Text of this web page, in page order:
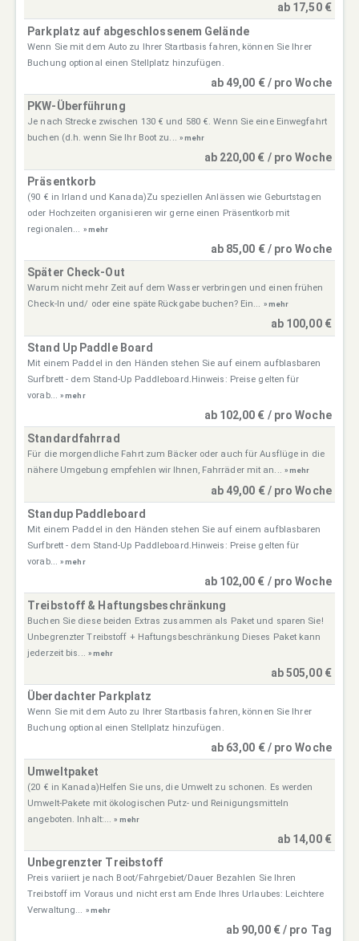
ab 17,50 €
Parkplatz auf abgeschlossenem Gelände
Wenn Sie mit dem Auto zu Ihrer Startbasis fahren, können Sie Ihrer
Buchung optional einen Stellplatz hinzufügen.
ab 49,00 € / pro Woche
PKW-Überführung
Je nach Strecke zwischen 130 € und 580 €. Wenn Sie eine Einwegfahrt
buchen (d.h. wenn Sie Ihr Boot zu... » mehr
ab 220,00 € / pro Woche
Präsentkorb
(90 € in Irland und Kanada)Zu speziellen Anlässen wie Geburtstagen
oder Hochzeiten organisieren wir gerne einen Präsentkorb mit
regionalen... » mehr
ab 85,00 € / pro Woche
Später Check-Out
Warum nicht mehr Zeit auf dem Wasser verbringen und einen frühen
Check-In und/ oder eine späte Rückgabe buchen? Ein... » mehr
ab 100,00 €
Stand Up Paddle Board
Mit einem Paddel in den Händen stehen Sie auf einem aufblasbaren
Surfbrett - dem Stand-Up Paddleboard.Hinweis: Preise gelten für
vorab...» mehr
ab 102,00 € / pro Woche
Standardfahrrad
Für die morgendliche Fahrt zum Bäcker oder auch für Ausflüge in die
nähere Umgebung empfehlen wir Ihnen, Fahrräder mit an... » mehr
ab 49,00 € / pro Woche
Standup Paddleboard
Mit einem Paddel in den Händen stehen Sie auf einem aufblasbaren
Surfbrett - dem Stand-Up Paddleboard.Hinweis: Preise gelten für
vorab...» mehr
ab 102,00 € / pro Woche
Treibstoff & Haftungsbeschränkung
Buchen Sie diese beiden Extras zusammen als Paket und sparen Sie!
Unbegrenzter Treibstoff + Haftungsbeschränkung Dieses Paket kann
jederzeit bis...
» mehr
ab 505,00 €
Überdachter Parkplatz
Wenn Sie mit dem Auto zu Ihrer Startbasis fahren, können Sie Ihrer
Buchung optional einen Stellplatz hinzufügen.
ab 63,00 € / pro Woche
Umweltpaket
(20 € in Kanada)Helfen Sie uns, die Umwelt zu schonen. Es werden
Umwelt-Pakete mit ökologischen Putz- und Reinigungsmitteln
angeboten. Inhalt:...» mehr
ab 14,00 €
Unbegrenzter Treibstoff
Preis variiert je nach Boot/Fahrgebiet/Dauer Bezahlen Sie Ihren
Treibstoff im Voraus und nicht erst am Ende Ihres Urlaubes: Leichtere
Verwaltung... » mehr
ab 90,00 € / pro Tag